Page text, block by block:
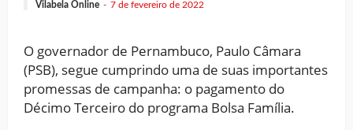
Vilabela Online 7 de fevereiro de 2022
O governador de Pernambuco, Paulo Câmara
(PSB), segue cumprindo uma de suas importantes
promessas de campanha: o pagamento do
Décimo Terceiro do programa Bolsa Família.